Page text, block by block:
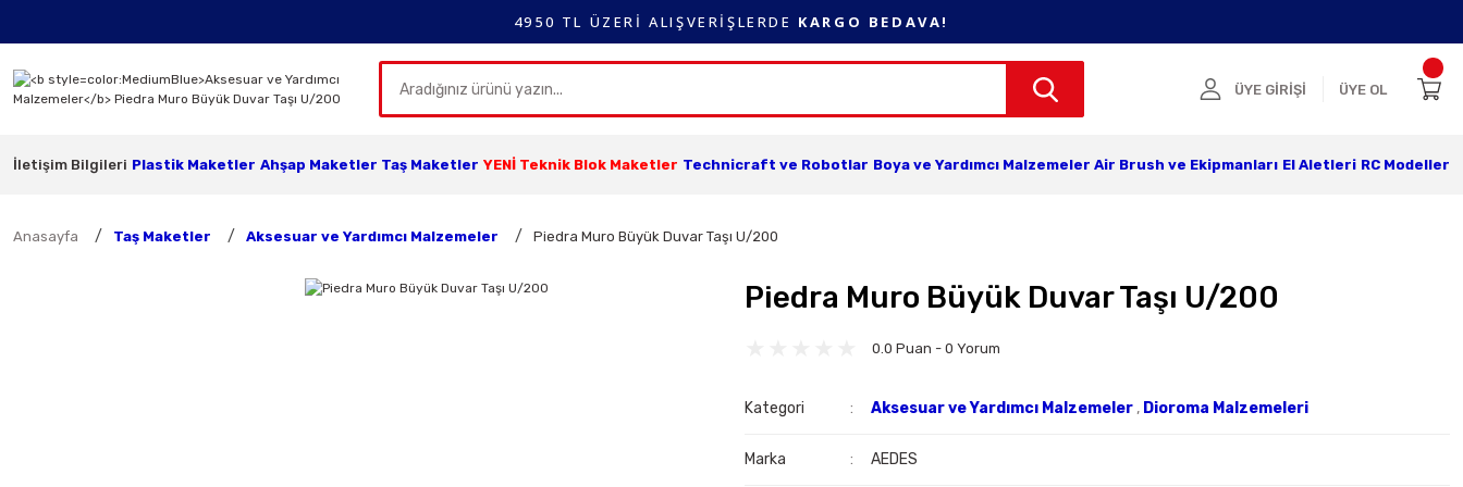
4950 TL ÜZERİ ALIŞVERİŞLERDE KARGO BEDAVA!
ÜYE GİRİŞİ ÜYE OL
İletişim Bilgileri Plastik Maketler Ahşap Maketler Taş Maketler YENİ Teknik Blok Maketler Technicraft ve Robotlar Boya ve Yardımcı Malzemeler Air Brush ve Ekipmanları El Aletleri RC Modeller
Anasayfa Taş Maketler Aksesuar ve Yardımcı Malzemeler Piedra Muro Büyük Duvar Taşı U/200
Piedra Muro Büyük Duvar Taşı U/200
0.0 Puan - 0 Yorum
Kategori Aksesuar ve Yardımcı Malzemeler , Dioroma Malzemeleri
Marka AEDES